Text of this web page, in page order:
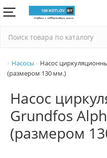
Насосы
Насос
(размером 130 мм.)
Насос
Grundfos
(размером